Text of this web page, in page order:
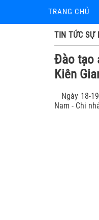
TRANG CHỦ
TIN TỨC SỰ
Đào tạo
Kiên
Ngày 18-
Nam - Chi